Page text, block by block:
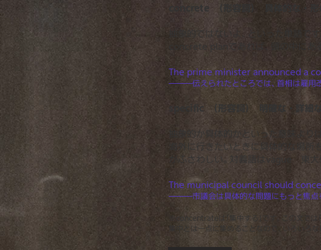
concrete （形容詞） 具体的な・形
抽象的ではないよ、といった単語で
concrete planであれば、頭の中にあ
The prime minister announced a
―――伝えられたところでは、首相は雇用
specific （形容詞） 明確な・詳
抽象的か具体的かといった意味よりは
海外に行きたいときに具体的な場所
がふさわしい。対義語はvague
東
The municipal council should
―――市議会は具体的な問題にもっと焦点
※concentrateは「集中する」です。この文では
集中とは一点に集めることなので、いろいろな